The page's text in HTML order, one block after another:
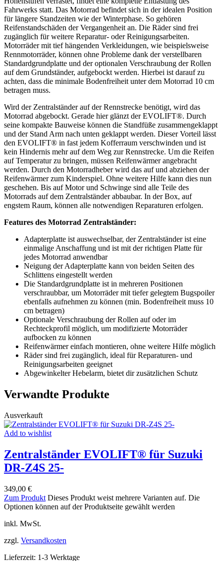
Fahrwerks statt. Das Motorrad befindet sich in der idealen Position
für längere Standzeiten wie der Winterphase. So gehören
Reifenstandschäden der Vergangenheit an. Die Räder sind frei
zugänglich für weitere Reparatur- oder Reinigungsarbeiten.
Motorräder mit tief hängenden Verkleidungen, wie beispielsweise
Rennmotorräder, können ohne Probleme dank der verstellbaren
Standardgrundplatte und der optionalen Verschraubung der Rollen
auf dem Grundständer, aufgebockt werden. Hierbei ist darauf zu
achten, dass die minimale Bodenfreiheit unter dem Motorrad 10 cm
betragen muss.
Wird der Zentralständer auf der Rennstrecke benötigt, wird das
Motorrad abgebockt. Gerade hier glänzt der EVOLIFT®. Durch
seine kompakte Bauweise können die Standfüße zusammengeklappt
und der Stand Arm nach unten geklappt werden. Dieser Vorteil lässt
den EVOLIFT® in fast jedem Kofferraum verschwinden und ist
kein Hindernis mehr auf dem Weg zur Rennstrecke. Um die Reifen
auf Temperatur zu bringen, müssen Reifenwärmer angebracht
werden. Durch den Motorradheber wird das auf und abziehen der
Reifenwärmer zum Kinderspiel. Ohne weitere Hilfe kann dies nun
geschehen. Bis auf Motor und Schwinge sind alle Teile des
Motorrads auf dem Zentralständer abbaubar. In der Box, auf
engstem Raum, können alle notwendigen Reparaturen erfolgen.
Features des Motorrad Zentralständer:
Adapterplatte ist auswechselbar, der Zentralständer ist eine
einmalige Anschaffung und ist mit der richtigen Platte für
jedes Motorrad anwendbar
Neigung der Adapterplatte kann von beiden Seiten des
Schlittens eingestellt werden
Die Standardgrundplatte ist in mehreren Positionen
verschraubbar, um Motorräder mit tiefer gelegtem Bugspoiler
ebenfalls aufnehmen zu können (min. Bodenfreiheit muss 10
cm betragen)
Optionale Verschraubung der Rollen auf oder im
Rechteckprofil möglich, um modifizierte Motorräder
aufbocken zu können
Reifenwärmer einfach montieren, ohne weitere Hilfe möglich
Räder sind frei zugänglich, ideal für Reparaturen- und
Reinigungsarbeiten geeignet
Abgewinkelter Hebelarm, bietet dir zusätzlichen Schutz
Verwandte Produkte
Ausverkauft
Add to wishlist
Zentralständer EVOLIFT® für Suzuki
DR-Z4S 25-
349,00 €
Zum Produkt Dieses Produkt weist mehrere Varianten auf. Die
Optionen können auf der Produktseite gewählt werden
inkl. MwSt.
zzgl. Versandkosten
Lieferzeit: 1-3 Werktage